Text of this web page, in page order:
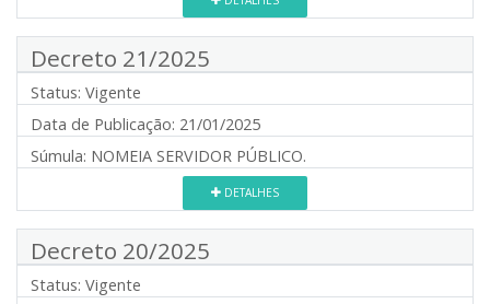
Decreto 21/2025
Status: Vigente
Data de Publicação: 21/01/2025
Súmula: NOMEIA SERVIDOR PÚBLICO.
DETALHES
Decreto 20/2025
Status: Vigente